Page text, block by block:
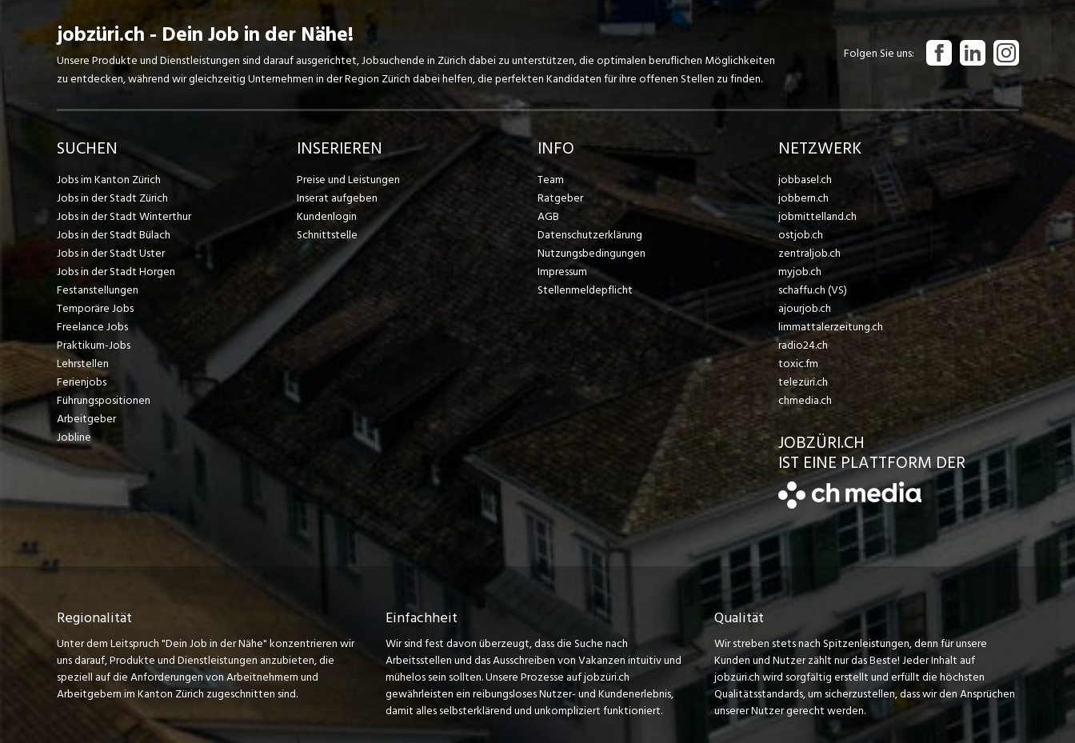
jobzüri.ch - Dein Job in der Nähe!
Unsere Produkte und Dienstleistungen sind darauf ausgerichtet, Jobsuchende in Zürich dabei zu unterstützen, die optimalen beruflichen Möglichkeiten
zu entdecken, während wir gleichzeitig Unternehmen in der Region Zürich dabei helfen, die perfekten Kandidaten für ihre offenen Stellen zu finden.
Folgen Sie uns
SUCHEN
Jobs im Kanton Zürich
Jobs in der Stadt Zürich
Jobs in der Stadt Winterthur
Jobs in der Stadt Bülach
Jobs in der Stadt Uster
Jobs in der Stadt Horgen
Festanstellungen
Temporäre Jobs
Freelance Jobs
Praktikum-Jobs
Lehrstellen
Ferienjobs
Führungspositionen
Arbeitgeber
Jobline
INSERIEREN
Preise und Leistungen
Inserat aufgeben
Kundenlogin
Schnittstelle
INFO
Team
Ratgeber
AGB
Datenschutzerklärung
Nutzungsbedingungen
Impressum
Stellenmeldepflicht
NETZWERK
jobbasel.ch
jobbern.ch
jobmittelland.ch
ostjob.ch
zentraljob.ch
myjob.ch
schaffu.ch (VS)
ajourjob.ch
limmattalerzeitung.ch
radio24.ch
toxic.fm
telezüri.ch
chmedia.ch
JOBZÜRI.CH
IST EINE PLATTFORM DER
Regionalität
Unter dem Leitspruch "Dein Job in der Nähe" konzentrieren wir
uns darauf, Produkte und Dienstleistungen anzubieten, die
speziell auf die Anforderungen von Arbeitnehmern und
Arbeitgebern im Kanton Zürich zugeschnitten sind.
Einfachheit
Wir sind fest davon überzeugt, dass die Suche nach
Arbeitsstellen und das Ausschreiben von Vakanzen intuitiv und
mühelos sein sollten. Unsere Prozesse auf jobzüri.ch
gewährleisten ein reibungsloses Nutzer- und Kundenerlebnis,
damit alles selbsterklärend und unkompliziert funktioniert.
Qualität
Wir streben stets nach Spitzenleistungen, denn für unsere
Kunden und Nutzer zählt nur das Beste! Jeder Inhalt auf
jobzüri.ch wird sorgfältig erstellt und erfüllt die höchsten
Qualitätsstandards, um sicherzustellen, dass wir den Ansprüchen
unserer Nutzer gerecht werden.